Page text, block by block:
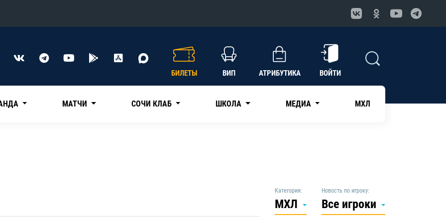
Конференция «Восток»
КХЛ
БИЛЕТЫ ВИП АТРИБУТИКА ВОЙТИ
МАТЧИ СОЧИ КЛАБ ШКОЛА МЕДИА МХЛ
Категория:
МХЛ
Новость по игроку:
Все игроки